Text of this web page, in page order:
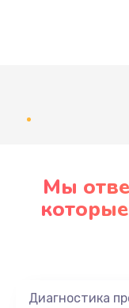
Мы
Диагностика